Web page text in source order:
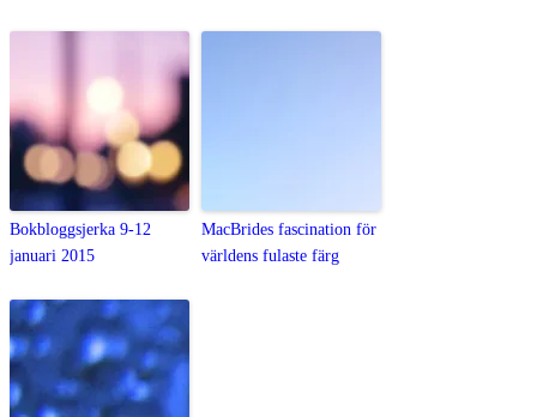
Bokbloggsjerka 9-12
januari 2015
MacBrides fascination för
världens fulaste färg